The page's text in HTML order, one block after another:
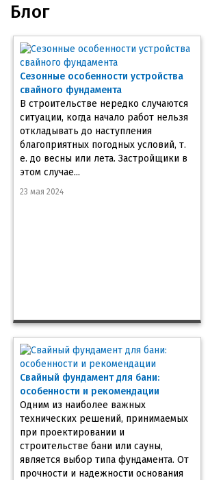
Блог
Сезонные особенности устройства
свайного фундамента
В строительстве нередко случаются
ситуации, когда начало работ нельзя
откладывать до наступления
благоприятных погодных условий, т.
е. до весны или лета. Застройщики в
этом случае...
23 мая 2024
Свайный фундамент для бани:
особенности и рекомендации
Одним из наиболее важных
технических решений, принимаемых
при проектировании и
строительстве бани или сауны,
является выбор типа фундамента. От
прочности и надежности основания